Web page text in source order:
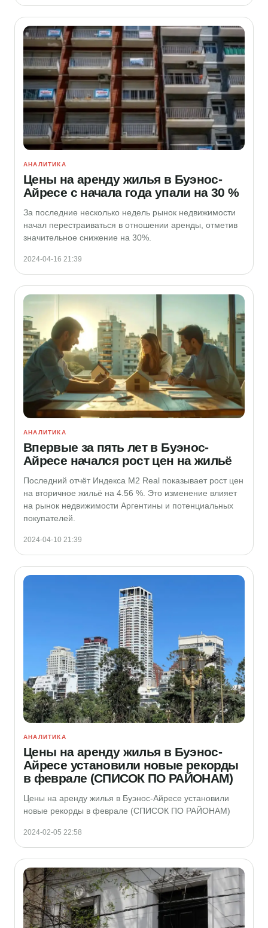
АНАЛИТИКА
Цены на аренду жилья в Буэнос-
Айресе с начала года упали на 30 %
За последние несколько недель рынок недвижимости
начал перестраиваться в отношении аренды, отметив
значительное снижение на 30%.
2024-04-16 21:39
АНАЛИТИКА
Впервые за пять лет в Буэнос-
Айресе начался рост цен на жильё
Последний отчёт Индекса M2 Real показывает рост цен
на вторичное жильё на 4.56 %. Это изменение влияет
на рынок недвижимости Аргентины и потенциальных
покупателей.
2024-04-10 21:39
АНАЛИТИКА
Цены на аренду жилья в Буэнос-
Айресе установили новые рекорды
в феврале (СПИСОК ПО РАЙОНАМ)
Цены на аренду жилья в Буэнос-Айресе установили
новые рекорды в феврале (СПИСОК ПО РАЙОНАМ)
2024-02-05 22:58